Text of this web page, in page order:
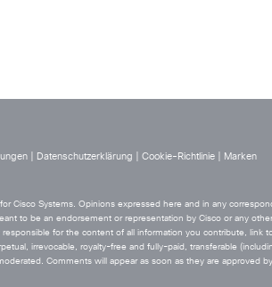
| Datenschutzerklärung Cookie-Richtlinie|
Marken
Cisco Systems. Opinions expressed here and in any
to be an endorsement or representation by Cisco or any
for the content of all information you contribute, link
irrevocable, royalty-free and fully-paid, transferable
Comments will appear as soon as they are approved